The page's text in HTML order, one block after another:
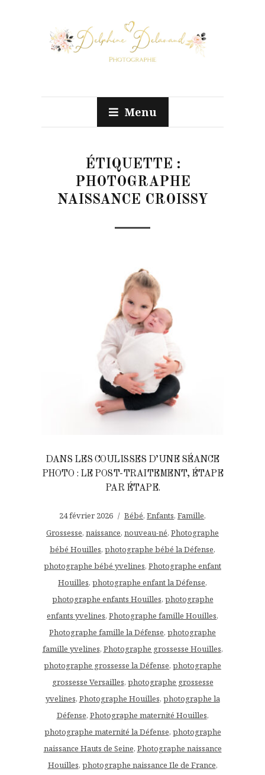
Menu
ÉTIQUETTE :
PHOTOGRAPHE
NAISSANCE CROISSY
DANS LES COULISSES D’UNE SÉANCE
PHOTO : LE POST-TRAITEMENT, ÉTAPE
PAR ÉTAPE.
24 février 2026 Bébé, Enfants, Famille,
Grossesse, naissance, nouveau-né, Photographe
bébé Houilles, photographe bébé la Défense,
photographe bébé yvelines, Photographe enfant
Houilles, photographe enfant la Défense,
photographe enfants Houilles, photographe
enfants yvelines, Photographe famille Houilles,
Photographe famille la Défense, photographe
famille yvelines, Photographe grossesse Houilles,
photographe grossesse la Défense, photographe
grossesse Versailles, photographe grossesse
yvelines, Photographe Houilles, photographe la
Défense, Photographe maternité Houilles,
photographe maternité la Défense, photographe
naissance Hauts de Seine, Photographe naissance
Houilles, photographe naissance Ile de France,